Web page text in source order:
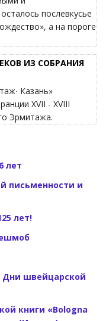
послевкусье
а на пороге
ИЗ СОБРАНИЯ
Казань»
XVII - XVIII
Эрмитажа.
лет
письменности и
лет!
Дни швейцарской
книги «Bologna